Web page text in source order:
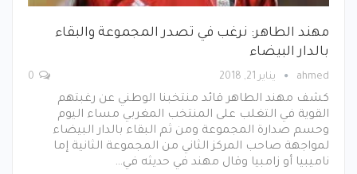
مهند الطاهر: نرغب في تصدر المجموعة والبقاء
بالدار البيضاء
ahmed يناير 21, 2018
كشف مهند الطاهر قائد منتخبنا الوطني عن رغبتهم
القوية في التغلب على المنتخب المغربي مساء اليوم
وحسم صدارة المجموعة ومن ثم البقاء بالدار البيضاء
لمواجهة صاحب المركز الثاني من المجموعة الثانية إما
ناميبيا أو زامبيا وقال مهند في حديثه في…